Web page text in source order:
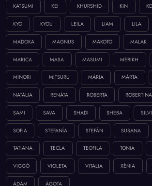
KATSUMI KEI KHURSHID KIN
KYO KYOU LEILA LIAM LILA
MADOKA MAGNUS MAKOTO MALAK
MARICA MASA MASUMI MERIKH
MINORI MITSURU MÁRIA MÁRTA
NATÁLIA RENÁTA ROBERTA ROBERTINA
SAMI SAVA SHADI SHEBA
SOFIA STEFANÍA STEFÁN SUSANA
TATIANA TECLA TEOFILA TONIA
VIGGÓ VIOLETA VITALIA XÉNIA
ÁDÁM ÁGOTA